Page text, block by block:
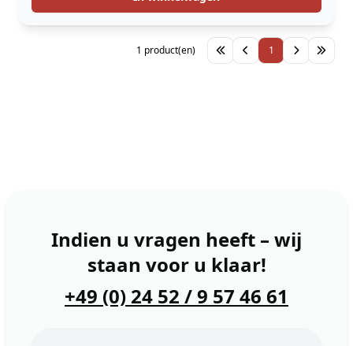
1
1 product(en)
Indien u vragen heeft – wij
staan voor u klaar!
+49 (0) 24 52 / 9 57 46 61